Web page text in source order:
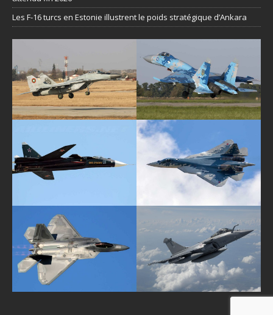
Les F-16 turcs en Estonie illustrent le poids stratégique d’Ankara